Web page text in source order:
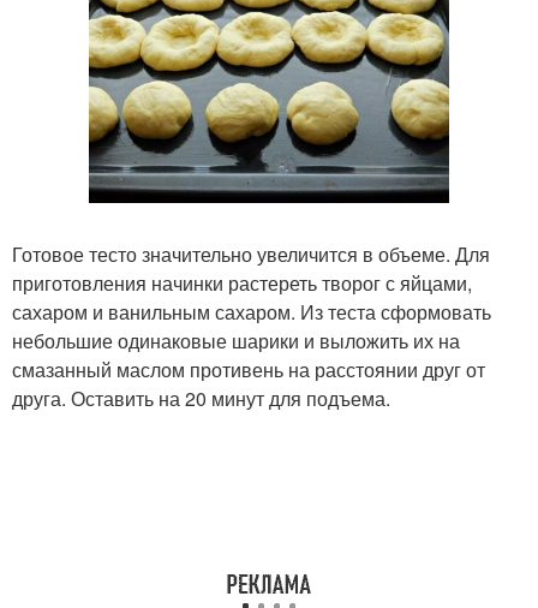
Готовое тесто значительно увеличится в объеме. Для
приготовления начинки растереть творог с яйцами,
сахаром и ванильным сахаром. Из теста сформовать
небольшие одинаковые шарики и выложить их на
смазанный маслом противень на расстоянии друг от
друга. Оставить на 20 минут для подъема.